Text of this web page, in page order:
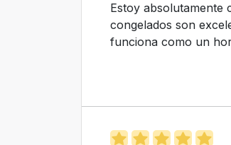
Estoy absolutamente
congelados son
funciona como un